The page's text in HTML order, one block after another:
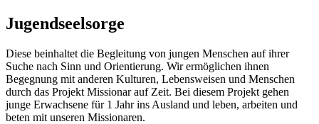
Jugendseelsorge
Diese beinhaltet die Begleitung von jungen Menschen auf ihrer
Suche nach Sinn und Orientierung. Wir ermöglichen ihnen
Begegnung mit anderen Kulturen, Lebensweisen und Menschen
durch das Projekt Missionar auf Zeit. Bei diesem Projekt gehen
junge Erwachsene für 1 Jahr ins Ausland und leben, arbeiten und
beten mit unseren Missionaren.